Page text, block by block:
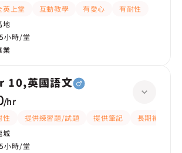
英上堂 互動教學 有愛心
有耐性
地
小時/堂
業
10,英國語文
/hr
性 提供練習題/試題 提供筆記
長期補習
城
小時/堂